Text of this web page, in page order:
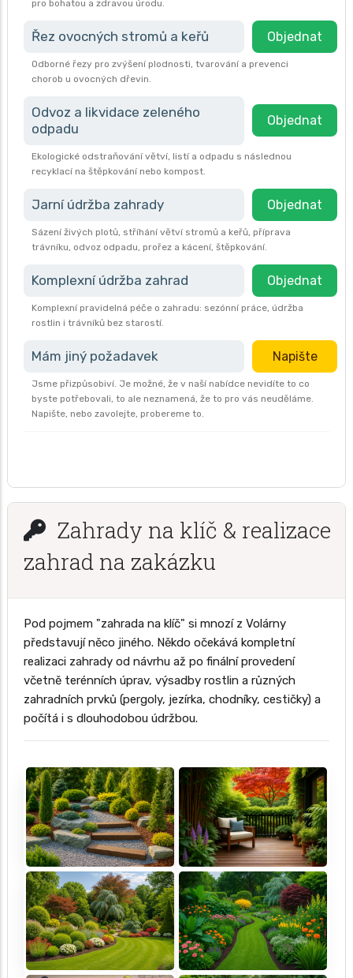
pro bohatou a zdravou úrodu.
Řez ovocných stromů a keřů Objednat
Odborné řezy pro zvýšení plodnosti, tvarování a prevenci
chorob u ovocných dřevin.
Odvoz a likvidace zeleného
odpadu
Objednat
Ekologické odstraňování větví, listí a odpadu s následnou
recyklací na štěpkování nebo kompost.
Jarní údržba zahrady Objednat
Sázení živých plotů, stříhání větví stromů a keřů, příprava
trávníku, odvoz odpadu, prořez a kácení, štěpkování.
Komplexní údržba zahrad Objednat
Komplexní pravidelná péče o zahradu: sezónní práce, údržba
rostlin i trávníků bez starostí.
Mám jiný požadavek Napište
Jsme přizpůsobiví. Je možné, že v naší nabídce nevidíte to co
byste potřebovali, to ale neznamená, že to pro vás neuděláme.
Napište, nebo zavolejte, probereme to.
Zahrady na klíč & realizace
zahrad na zakázku
Pod pojmem "zahrada na klíč" si mnozí z Volárny
představují něco jiného. Někdo očekává kompletní
realizaci zahrady od návrhu až po finální provedení
včetně terénních úprav, výsadby rostlin a různých
zahradních prvků (pergoly, jezírka, chodníky, cestičky) a
počítá i s dlouhodobou údržbou.